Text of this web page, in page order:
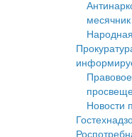
месячник
Правовое
Новости